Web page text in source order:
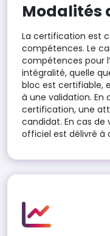
Modalités
La certification est
compétences. Le
compétences pour
intégralité, quelle
bloc est certifiable,
à une validation. En
certification, une
candidat. En cas
officiel est délivré à